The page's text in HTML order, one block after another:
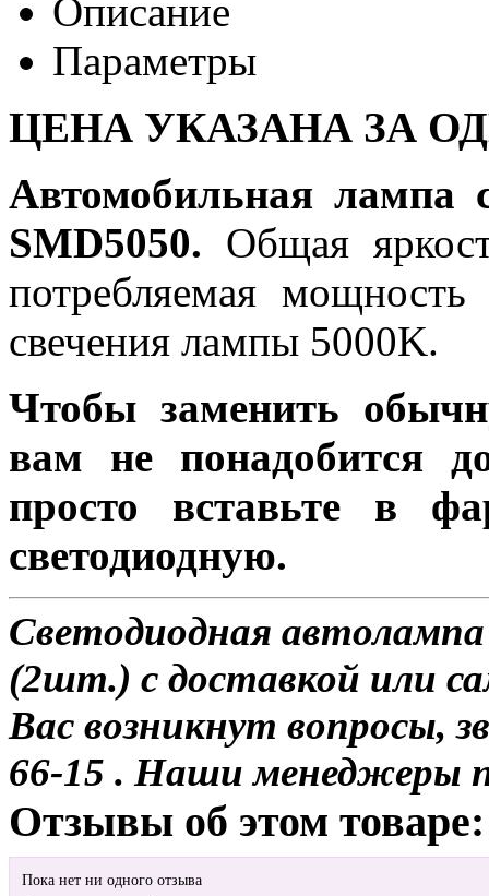
Описание
Параметры
ЦЕНА УКАЗАНА ЗА
Автомобильная лампа
SMD5050. Общая
потребляемая мощность
свечения лампы 5000K.
Чтобы заменить
вам не понадобится
просто вставьте в
светодиодную.
Светодиодная
(2шт.) с доставкой или
Вас возникнут вопросы,
66-15 . Наши менеджеры
Отзывы об этом товаре:
Пока нет ни одного отзыва